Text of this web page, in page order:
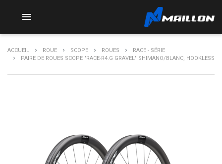

ACCUEIL ROUE SCOPE ROUES
RACE - SÉRIE
PAIRE DE ROUES SCOPE "RACE-R4.G GRAVEL" SHIMANO/BLANC, HOOKLESS